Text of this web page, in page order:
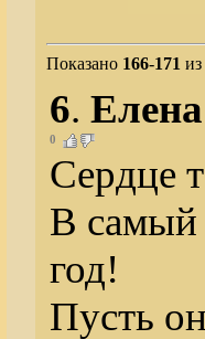
Показано 166-171 из
6. Елена
0
Сердце
В самый
год!
Пусть